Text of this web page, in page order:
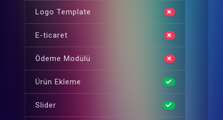
Logo Template
E-ticaret
Ödeme Modülü
Ürün Ekleme
Slider